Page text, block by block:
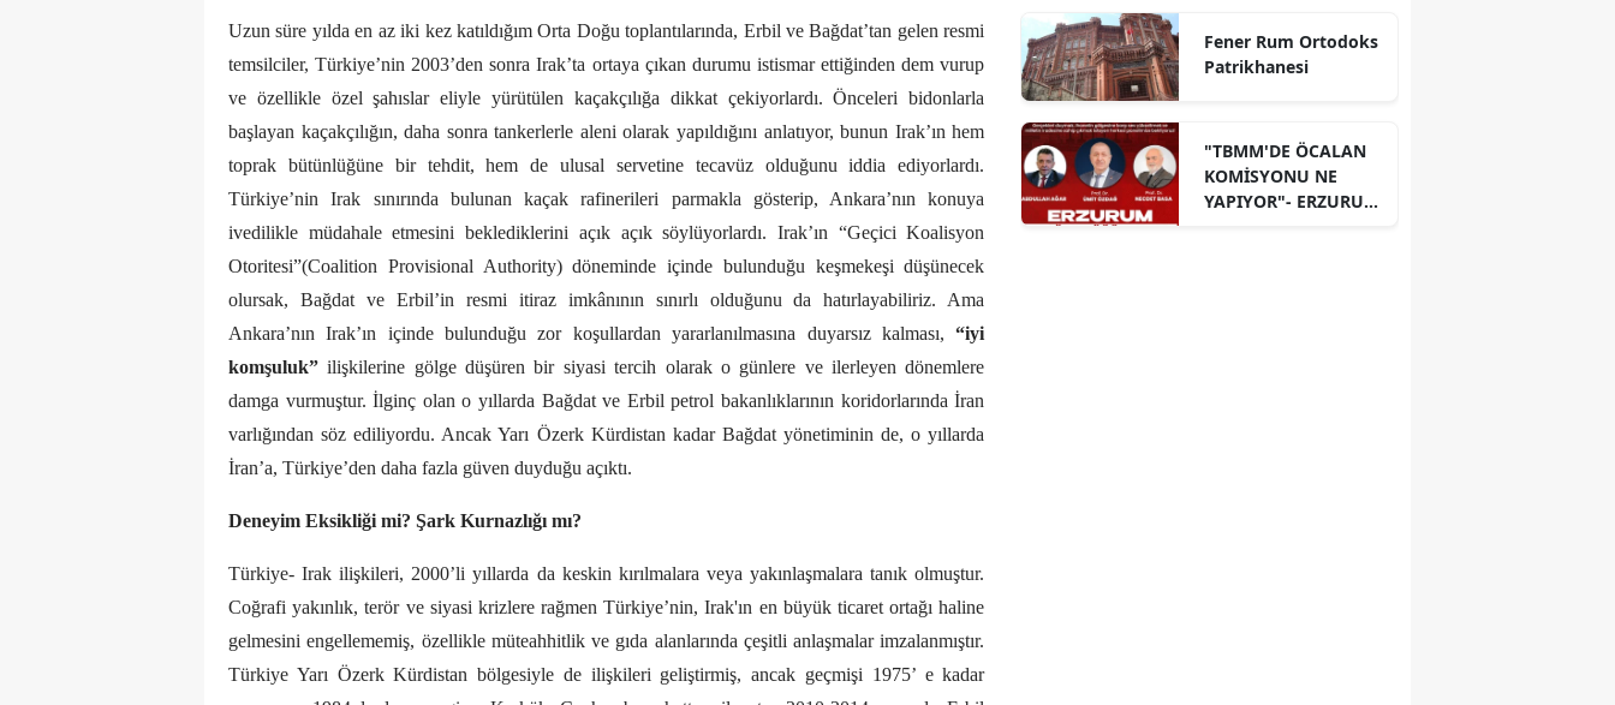
Uzun süre yılda en az iki kez katıldığım Orta Doğu toplantılarında, Erbil ve Bağdat’tan gelen resmi
temsilciler, Türkiye’nin 2003’den sonra Irak’ta ortaya çıkan durumu istismar ettiğinden dem vurup
ve özellikle özel şahıslar eliyle yürütülen kaçakçılığa dikkat çekiyorlardı. Önceleri bidonlarla
başlayan kaçakçılığın, daha sonra tankerlerle aleni olarak yapıldığını anlatıyor, bunun Irak’ın hem
toprak bütünlüğüne bir tehdit, hem de ulusal servetine tecavüz olduğunu iddia ediyorlardı.
Türkiye’nin Irak sınırında bulunan kaçak rafinerileri parmakla gösterip, Ankara’nın konuya
ivedilikle müdahale etmesini beklediklerini açık açık söylüyorlardı. Irak’ın “Geçici Koalisyon
Otoritesi”(Coalition Provisional Authority) döneminde içinde bulunduğu keşmekeşi düşünecek
olursak, Bağdat ve Erbil’in resmi itiraz imkânının sınırlı olduğunu da hatırlayabiliriz. Ama
Ankara’nın Irak’ın içinde bulunduğu zor koşullardan yararlanılmasına duyarsız kalması,“iyi
komşuluk” ilişkilerine gölge düşüren bir siyasi tercih olarak o günlere ve ilerleyen dönemlere
damga vurmuştur. İlginç olan o yıllarda Bağdat ve Erbil petrol bakanlıklarının koridorlarında İran
varlığından söz ediliyordu. Ancak Yarı Özerk Kürdistan kadar Bağdat yönetiminin de, o yıllarda
İran’a, Türkiye’den daha fazla güven duyduğu açıktı.
Deneyim Eksikliği mi? Şark Kurnazlığı mı?
Türkiye- Irak ilişkileri, 2000’li yıllarda da keskin kırılmalara veya yakınlaşmalara tanık olmuştur.
Coğrafi yakınlık, terör ve siyasi krizlere rağmen Türkiye’nin, Irak'ın en büyük ticaret ortağı haline
gelmesini engellememiş, özellikle müteahhitlik ve gıda alanlarında çeşitli anlaşmalar imzalanmıştır.
Türkiye Yarı Özerk Kürdistan bölgesiyle de ilişkileri geliştirmiş, ancak geçmişi 1975’ e kadar
Fener Rum Ortodoks
Patrikhanesi
"TBMM'DE ÖCALAN
KOMİSYONU NE
YAPIYOR"- ERZURUM